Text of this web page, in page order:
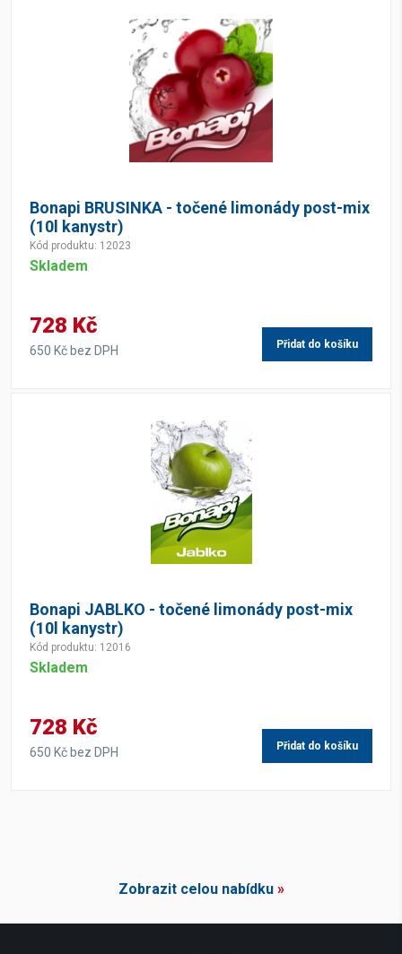
Bonapi BRUSINKA - točené limonády post-mix
(10l kanystr)
Kód produktu: 12023
Skladem
728 Kč
650 Kč bez DPH Přidat do košíku
Bonapi JABLKO - točené limonády post-mix
(10l kanystr)
Kód produktu: 12016
Skladem
728 Kč
650 Kč bez DPH Přidat do košíku
Zobrazit celou nabídku»